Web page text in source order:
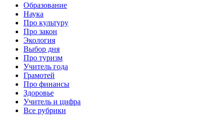
Образование
Наука
Про культуру
Про закон
Экология
Выбор дня
Про туризм
Учитель года
Грамотей
Про финансы
Здоровье
Учитель и цифра
Все рубрики